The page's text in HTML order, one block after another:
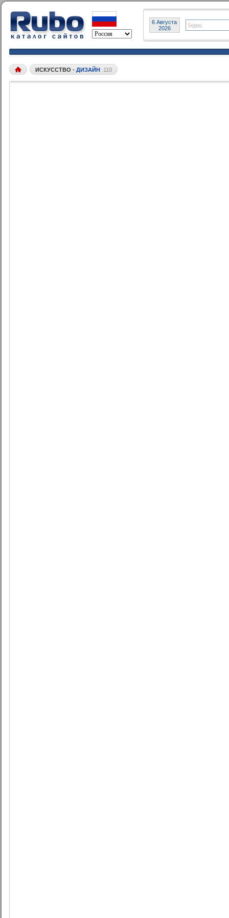
6 Августа
2026
ИСКУССТВО • ДИЗАЙН 110